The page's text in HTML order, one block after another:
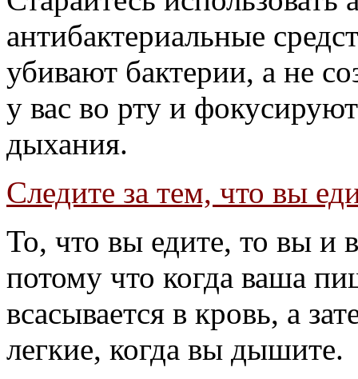
антибактериальные
убивают бактерии, а не
у вас во рту и
дыхания.
Следите за тем, что вы
То, что вы едите, то вы и
потому что когда ваша
всасывается в кровь, а
легкие, когда вы дышите.